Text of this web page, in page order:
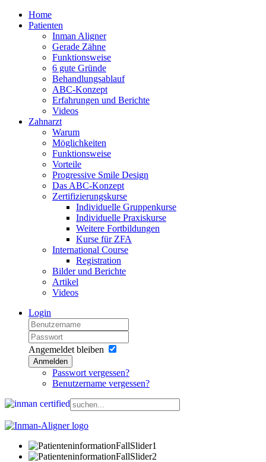
Home
Patienten
Inman Aligner
Gerade Zähne
Funktionsweise
6 gute Gründe
Behandlungsablauf
ABC-Konzept
Erfahrungen und Berichte
Videos
Zahnarzt
Warum
Möglichkeiten
Funktionsweise
Vorteile
Progressive Smile Design
Das ABC-Konzept
Zertifizierungskurse
Individuelle Gruppenkurse
Individuelle Praxiskurse
Weitere Fortbildungen
Kurse für ZFA
International Course
Registration
Bilder und Berichte
Artikel
Videos
Login
Angemeldet bleiben
Anmelden
Passwort vergessen?
Benutzername vergessen?